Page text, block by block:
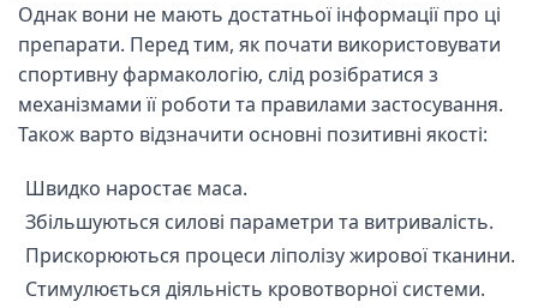
Однак вони не мають достатньої інформації про ці
препарати. Перед тим, як почати використовувати
спортивну фармакологію, слід розібратися з
механізмами її роботи та правилами застосування.
Також варто відзначити основні позитивні якості:
Швидко наростає маса.
Збільшуються силові параметри та витривалість.
Прискорюються процеси ліполізу жирової тканини.
Стимулюється діяльність кровотворної системи.